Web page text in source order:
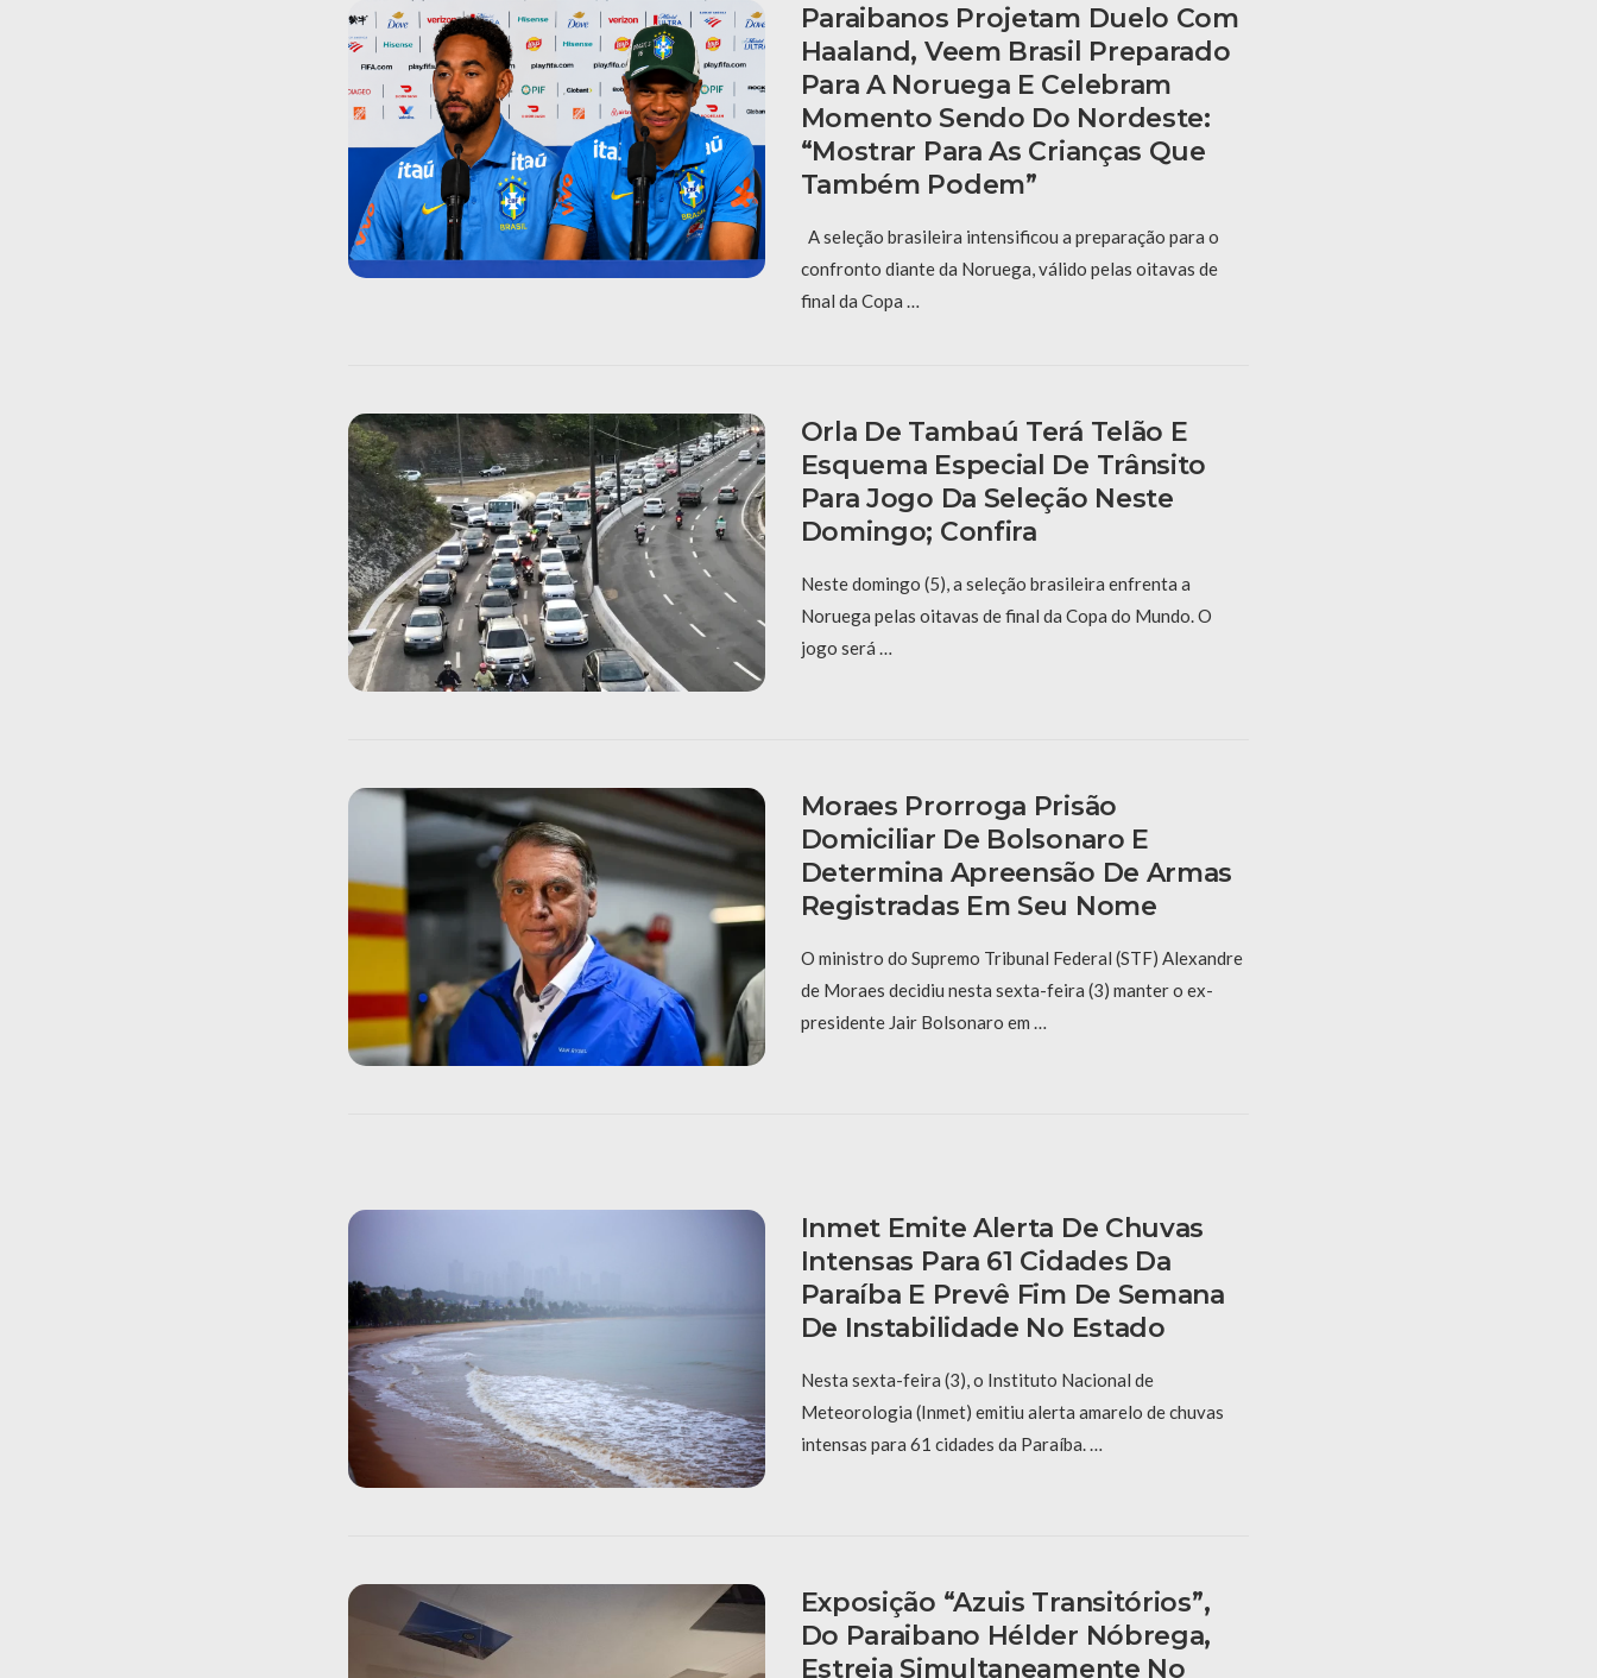
Paraibanos Projetam Duelo Com
Haaland, Veem Brasil Preparado
Para A Noruega E Celebram
Momento Sendo Do Nordeste:
“Mostrar Para As Crianças Que
Também Podem”
A seleção brasileira intensificou a preparação para o
confronto diante da Noruega, válido pelas oitavas de
final da Copa …
Orla De Tambaú Terá Telão E
Esquema Especial De Trânsito
Para Jogo Da Seleção Neste
Domingo; Confira
Neste domingo (5), a seleção brasileira enfrenta a
Noruega pelas oitavas de final da Copa do Mundo. O
jogo será …
Moraes Prorroga Prisão
Domiciliar De Bolsonaro E
Determina Apreensão De Armas
Registradas Em Seu Nome
O ministro do Supremo Tribunal Federal (STF) Alexandre
de Moraes decidiu nesta sexta-feira (3) manter o ex-
presidente Jair Bolsonaro em …
Inmet Emite Alerta De Chuvas
Intensas Para 61 Cidades Da
Paraíba E Prevê Fim De Semana
De Instabilidade No Estado
Nesta sexta-feira (3), o Instituto Nacional de
Meteorologia (Inmet) emitiu alerta amarelo de chuvas
intensas para 61 cidades da Paraíba. …
Exposição “Azuis Transitórios”,
Do Paraibano Hélder Nóbrega,
Estreia Simultaneamente No